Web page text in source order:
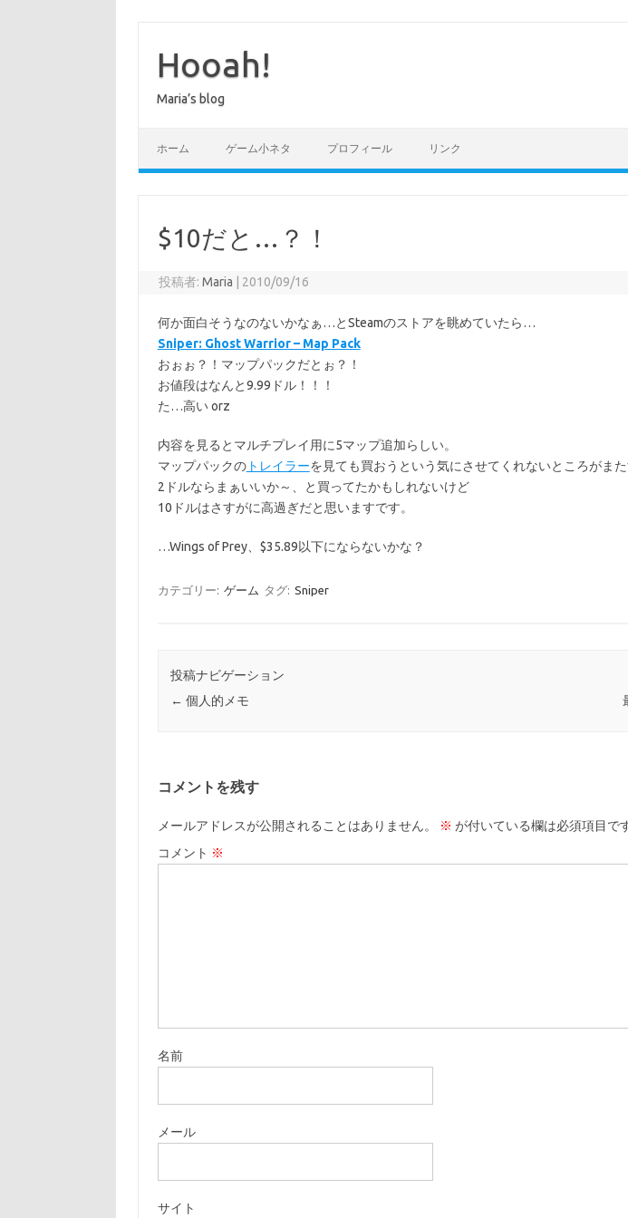
Hooah!
Maria’s blog
ホーム ゲーム小ネタ プロフィール リンク
$10だと…？！
投稿者:Maria 2010/09/16
何か面白そうなのないかなぁ…とSteamのストアを眺めていたら…
Sniper: Ghost Warrior – Map Pack
おぉぉ？！マップパックだとぉ？！
お値段はなんと9.99ドル！！！
た…高い orz
内容を見るとマルチプレイ用に5マップ追加らしい。
マップパックのトレイラーを見ても買おうという気にさせてくれないところがまた
2ドルならまぁいいか～、と買ってたかもしれないけど
10ドルはさすがに高過ぎだと思いますです。
…Wings of Prey、$35.89以下にならないかな？
カテゴリー: ゲーム タグ: Sniper
投稿ナビゲーション
← 個人的メモ
コメントを残す
メールアドレスが公開されることはありません。 ※ が付いている欄は必須項目で
コメント ※
名前
メール
サイト